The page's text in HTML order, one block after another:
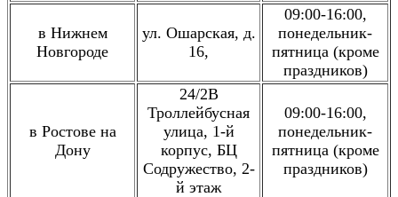
в Нижнем
Новгороде
ул. Ошарская, д.
16,
09:00-16:00,
понедельник-
пятница (кроме
праздников)
в Ростове на
Дону
24/2В
Троллейбусная
улица, 1-й
корпус, БЦ
Содружество, 2-
й этаж
09:00-16:00,
понедельник-
пятница (кроме
праздников)